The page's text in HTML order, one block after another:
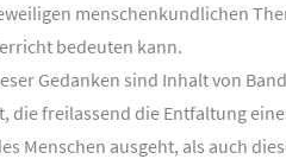
menschenkundlichen
bedeuten kann.
Gedanken sind Inhalt von
die freilassend die Entfaltung
Menschen ausgeht, als auch